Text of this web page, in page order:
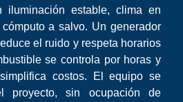
iluminación estable, clima en
a salvo. Un generador
el ruido y respeta horarios
se controla por horas y
costos. El equipo se
proyecto, sin ocupación de